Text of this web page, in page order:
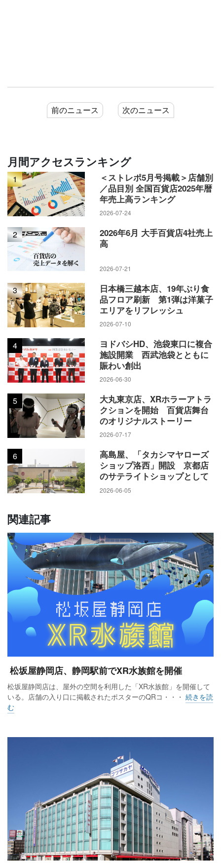
前のニュース 次のニュース
月間アクセスランキング
1
＜ストレポ5月号掲載＞店舗別
／品目別 全国百貨店2025年暦
年売上高ランキング
2026-07-24
2
2026年6月 大手百貨店4社売上
高
2026-07-21
3
日本橋三越本店、19年ぶり食
品フロア刷新 第1弾は洋菓子
エリアをリフレッシュ
2026-07-10
4
ヨドバシHD、池袋東口に複合
施設開業 西武池袋とともに
賑わい創出
2026-06-30
5
大丸東京店、XRホラーアトラ
クションを開始 百貨店舞台
のオリジナルストーリー
2026-07-17
6
高島屋、「タカシマヤローズ
ショップ洛西」開設 京都店
のサテライトショップとして
2026-06-05
関連記事
松坂屋静岡店、静岡駅前でXR水族館を開催
松坂屋静岡店は、屋外の空間を利用した「XR水族館」を開催して
いる。店舗の入り口に掲載されたポスターのQRコ・・・ 続きを読
む